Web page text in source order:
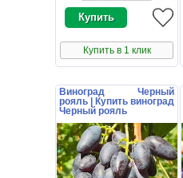
Купить в 1 клик
Виноград Черный
рояль | Купить виноград
Черный рояль